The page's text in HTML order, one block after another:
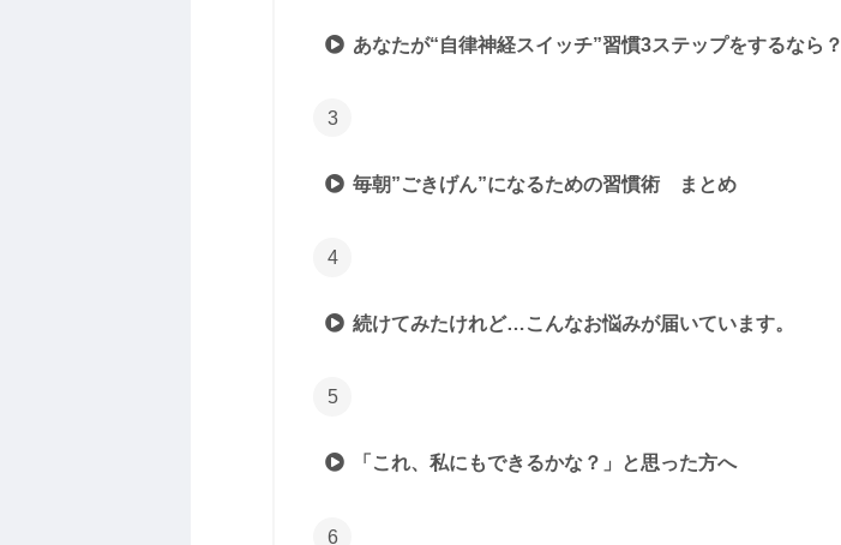
あなたが“自律神経スイッチ”習慣3ステップをするなら？
毎朝”ごきげん”になるための習慣術 まとめ
続けてみたけれど…こんなお悩みが届いています。
「これ、私にもできるかな？」と思った方へ